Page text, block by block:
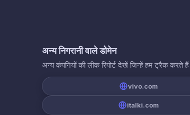
अन्य निगरानी वाले डोमेन
अन्य कंपनियों की लीक रिपोर्ट देखें जिन्हें हम ट्रैक
vivo.com
italki.com